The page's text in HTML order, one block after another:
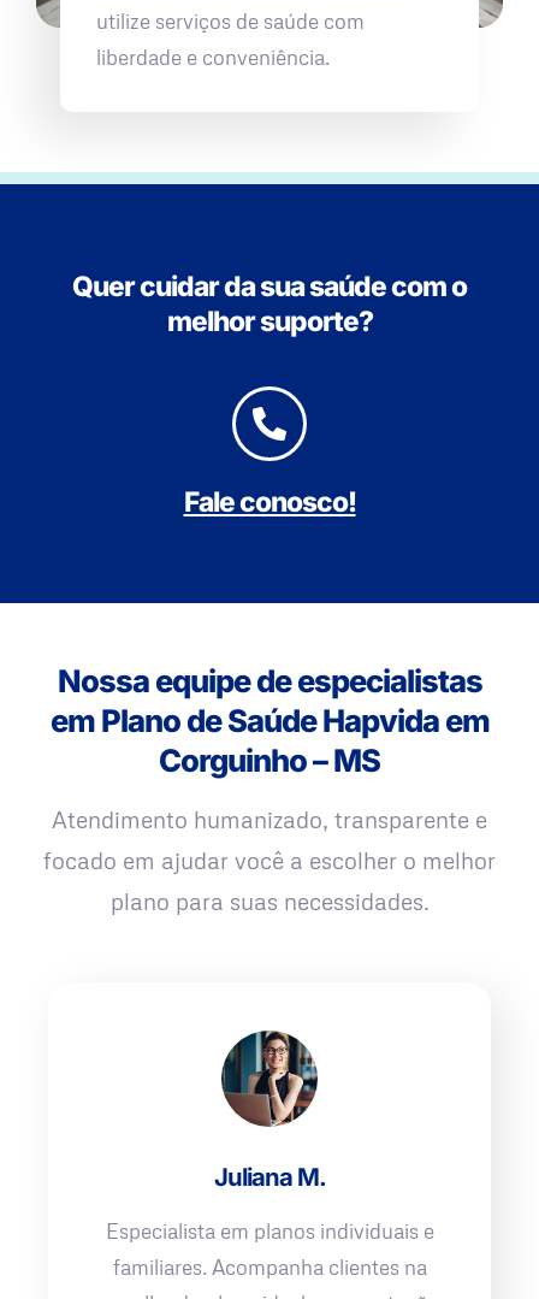
utilize serviços de saúde com
liberdade e conveniência.
Quer cuidar da sua saúde com o
melhor suporte?
Fale conosco!
Nossa equipe de especialistas
em Plano de Saúde Hapvida em
Corguinho – MS
Atendimento humanizado, transparente e
focado em ajudar você a escolher o melhor
plano para suas necessidades.
Juliana M.
Especialista em planos individuais e
familiares. Acompanha clientes na